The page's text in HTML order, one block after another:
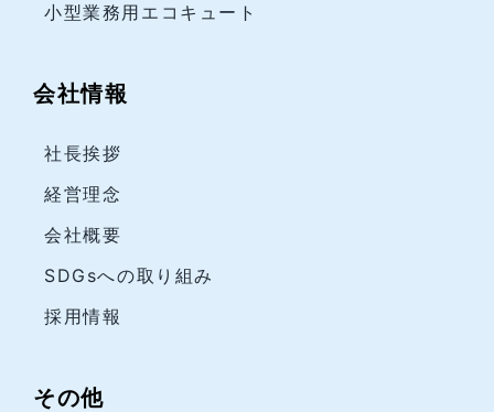
小型業務用エコキュート
会社情報
社長挨拶
経営理念
会社概要
SDGsへの取り組み
採用情報
その他